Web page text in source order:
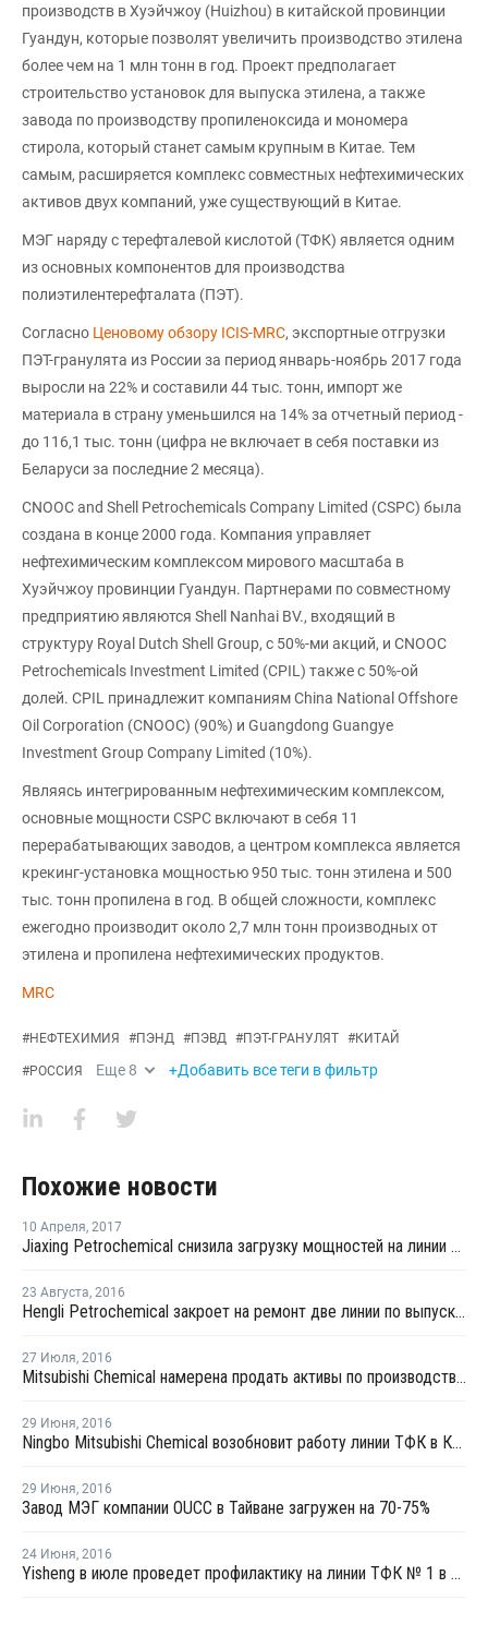
производств в Хуэйчжоу (Huizhou) в китайской провинции
Гуандун, которые позволят увеличить производство этилена
более чем на 1 млн тонн в год. Проект предполагает
строительство установок для выпуска этилена, а также
завода по производству пропиленоксида и мономера
стирола, который станет самым крупным в Китае. Тем
самым, расширяется комплекс совместных нефтехимических
активов двух компаний, уже существующий в Китае.
МЭГ наряду с терефталевой кислотой (ТФК) является одним
из основных компонентов для производства
полиэтилентерефталата (ПЭТ).
Согласно Ценовому обзору ICIS-MRC, экспортные отгрузки
ПЭТ-гранулята из России за период январь-ноябрь 2017 года
выросли на 22% и составили 44 тыс. тонн, импорт же
материала в страну уменьшился на 14% за отчетный период -
до 116,1 тыс. тонн (цифра не включает в себя поставки из
Беларуси за последние 2 месяца).
CNOOC and Shell Petrochemicals Company Limited (CSPC) была
создана в конце 2000 года. Компания управляет
нефтехимическим комплексом мирового масштаба в
Хуэйчжоу провинции Гуандун. Партнерами по совместному
предприятию являются Shell Nanhai BV., входящий в
структуру Royal Dutch Shell Group, с 50%-ми акций, и CNOOC
Petrochemicals Investment Limited (CPIL) также с 50%-ой
долей. CPIL принадлежит компаниям China National Offshore
Oil Corporation (CNOOC) (90%) и Guangdong Guangye
Investment Group Company Limited (10%).
Являясь интегрированным нефтехимическим комплексом,
основные мощности CSPC включают в себя 11
перерабатывающих заводов, а центром комплекса является
крекинг-установка мощностью 950 тыс. тонн этилена и 500
тыс. тонн пропилена в год. В общей сложности, комплекс
ежегодно производит около 2,7 млн тонн производных от
этилена и пропилена нефтехимических продуктов.
MRC
#НЕФТЕХИМИЯ #ПЭНД #ПЭВД #ПЭТ-ГРАНУЛЯТ #КИТАЙ
#РОССИЯ Еще 8 +Добавить все теги в фильтр
Похожие новости
10 Апреля, 2017
Jiaxing Petrochemical снизила загрузку мощностей на линии ТФК № 1 в Китае до 50%
23 Августа, 2016
Hengli Petrochemical закроет на ремонт две линии по выпуску ТФК в сентябре-октябре
27 Июля, 2016
Mitsubishi Chemical намерена продать активы по производству ТФК в Китае и Индии
29 Июня, 2016
Ningbo Mitsubishi Chemical возобновит работу линии ТФК в Китае через 7-10 дней
29 Июня, 2016
Завод МЭГ компании OUCC в Тайване загружен на 70-75%
24 Июня, 2016
Yisheng в июле проведет профилактику на линии ТФК № 1 в Даляне